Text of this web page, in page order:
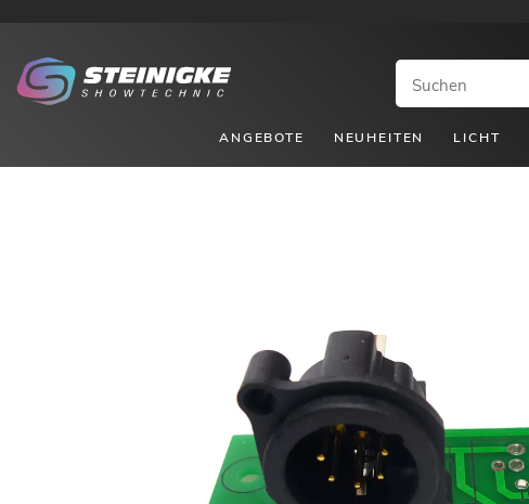
ANGEBOTE NEUHEITEN LICHT